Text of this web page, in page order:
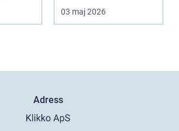
...
koncentration och
03 maj 2026
Adress